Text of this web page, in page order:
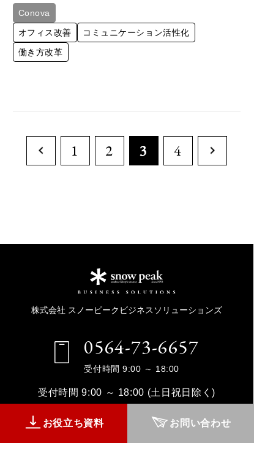
Conova
オフィス改善
コミュニケーション活性化
働き方改革
1 2 3 4
お役立ち資料 お問い合わせ
株式会社 スノーピークビジネスソリューションズ
0564-73-6657
受付時間 9:00 ～ 18:00
受付時間 9:00 ～ 18:00 (土日祝日除く)